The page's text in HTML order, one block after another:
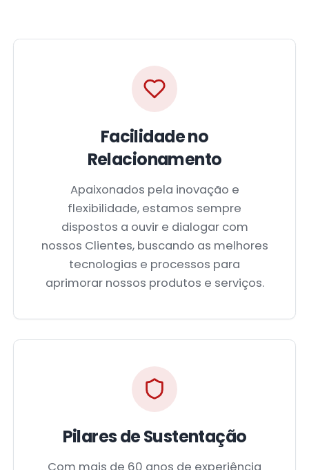
Facilidade no
Relacionamento
Apaixonados pela inovação e
flexibilidade, estamos sempre
dispostos a ouvir e dialogar com
nossos Clientes, buscando as melhores
tecnologias e processos para
aprimorar nossos produtos e serviços.
Pilares de Sustentação